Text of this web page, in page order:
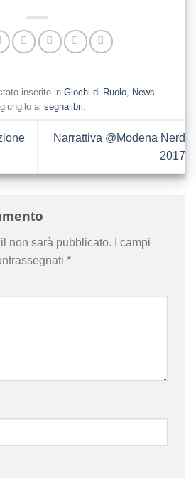
inserito in Giochi di Ruolo, News
ai segnalibri
Narrattiva @Modena Nerd
2017
non sarà pubblicato.
I campi
*